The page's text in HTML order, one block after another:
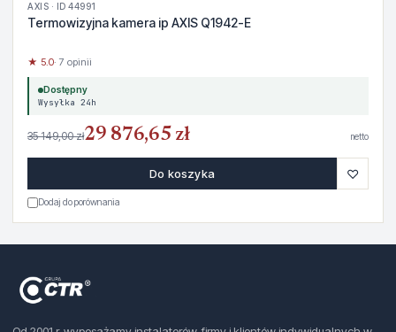
AXIS · ID 44991
Termowizyjna kamera ip AXIS Q1942-E
★ 5.0· 7 opinii
Dostępny
Wysyłka 24h
35 149,00 zł29 876,65 zł netto
Do koszyka ♡
Dodaj do porównania